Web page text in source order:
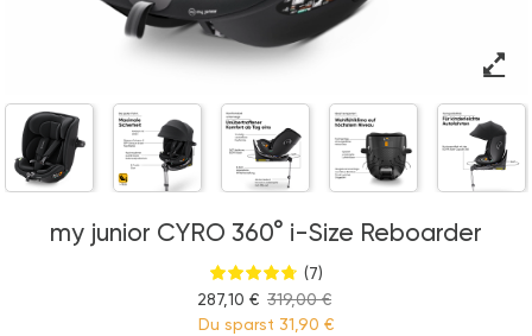
my junior CYRO 360° i-Size Reboarder
(7)
287,10 € 319,00 €
Du sparst 31,90 €